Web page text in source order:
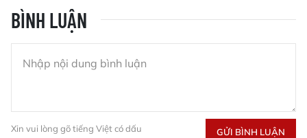
BÌNH LUẬN
Xin vui lòng gõ tiếng Việt có dấu GỬI BÌNH LUẬN